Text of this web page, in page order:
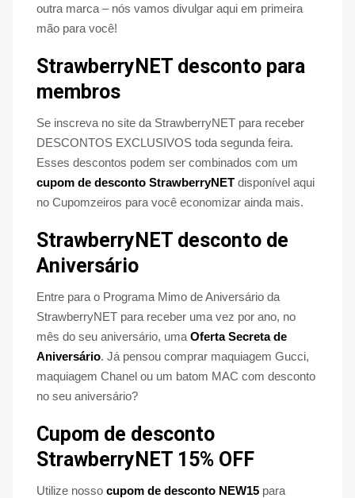
outra marca – nós vamos divulgar aqui em primeira
mão para você!
StrawberryNET desconto para
membros
Se inscreva no site da StrawberryNET para receber
DESCONTOS EXCLUSIVOS toda segunda feira.
Esses descontos podem ser combinados com um
cupom de desconto StrawberryNET disponível aqui
no Cupomzeiros para você economizar ainda mais.
StrawberryNET desconto de
Aniversário
Entre para o Programa Mimo de Aniversário da
StrawberryNET para receber uma vez por ano, no
mês do seu aniversário, uma Oferta Secreta de
Aniversário. Já pensou comprar maquiagem Gucci,
maquiagem Chanel ou um batom MAC com desconto
no seu aniversário?
Cupom de desconto
StrawberryNET 15% OFF
Utilize nosso cupom de desconto NEW15 para